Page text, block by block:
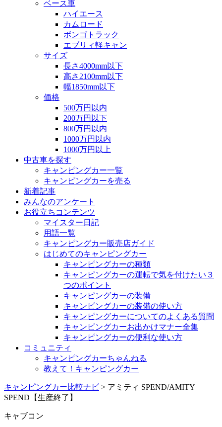
ベース車
ハイエース
カムロード
ボンゴトラック
エブリィ軽キャン
サイズ
長さ4000mm以下
高さ2100mm以下
幅1850mm以下
価格
500万円以内
200万円以下
800万円以内
1000万円以内
1000万円以上
中古車を探す
キャンピングカー一覧
キャンピングカーを売る
新着記事
みんなのアンケート
お役立ちコンテンツ
マイスター日記
用語一覧
キャンピングカー販売店ガイド
はじめてのキャンピングカー
キャンピングカーの種類
キャンピングカーの運転で気を付けたい３
つのポイント
キャンピングカーの装備
キャンピングカーの装備の使い方
キャンピングカーについてのよくある質問
キャンピングカーお出かけマナー全集
キャンピングカーの便利な使い方
コミュニティ
キャンピングカーちゃんねる
教えて！キャンピングカー
キャンピングカー比較ナビ > アミティ SPEND/AMITY
SPEND【生産終了】
キャブコン